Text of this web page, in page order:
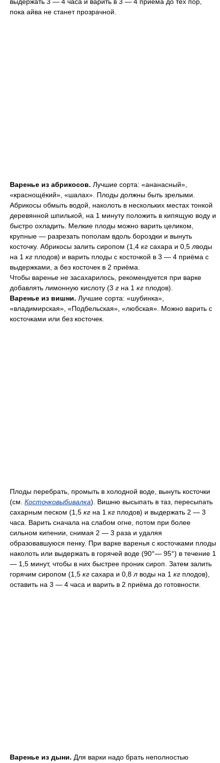
пока айва не станет прозрачной.
Варенье из абрикосов. Лучшие сорта: «ананасный»,
«краснощёкий», «шалах». Плоды должны быть зрелыми.
Абрикосы обмыть водой, наколоть в нескольких местах тонкой
деревянной шпилькой, на 1 минуту положить в кипящую воду и
быстро охладить. Мелкие плоды можно варить целиком,
крупные — разрезать пополам вдоль бороздки и вынуть
косточку. Абрикосы залить сиропом (1,4 кг сахара и 0,5 лводы
на 1 кг плодов) и варить плоды с косточкой в 3 — 4 приёма с
выдержками, а без косточек в 2 приёма.
Чтобы варенье не засахарилось, рекомендуется при варке
добавлять лимонную кислоту (3 г на 1 кг плодов).
Варенье из вишни. Лучшие сорта: «шубинка»,
«владимирская», «Подбельская», «любская». Можно варить с
косточками или без косточек.
Плоды перебрать, промыть в холодной воде, вынуть косточки
(см. Косточковыбивалка). Вишню высыпать в таз, пересыпать
сахарным песком (1,5 кг на 1 кг плодов) и выдержать 2 — 3
часа. Варить сначала на слабом огне, потом при более
сильном кипении, снимая 2 — 3 раза и удаляя
образовавшуюся пенку. При варке варенья с косточками плоды
наколоть или выдержать в горячей воде (90°— 95°) в течение 1
— 1,5 минут, чтобы в них быстрее проник сироп. Затем залить
горячим сиропом (1,5 кг сахара и 0,8 л воды на 1 кг плодов),
оставить на 3 — 4 часа и варить в 2 приёма до готовности.
Варенье из дыни. Для варки надо брать неполностью